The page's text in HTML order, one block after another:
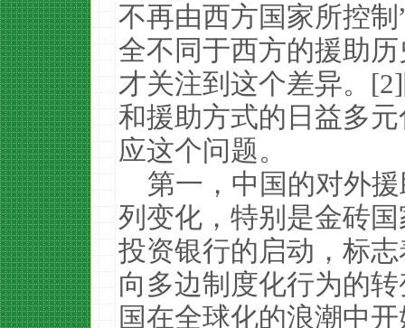
不再由西方国家所控
全不同于西方的援助
才关注到这个差异。
和援助方式的日益多
应这个问题。
第一，中国的对外
列变化，特别是金砖
投资银行的启动，标
向多边制度化行为的
国在全球化的浪潮中